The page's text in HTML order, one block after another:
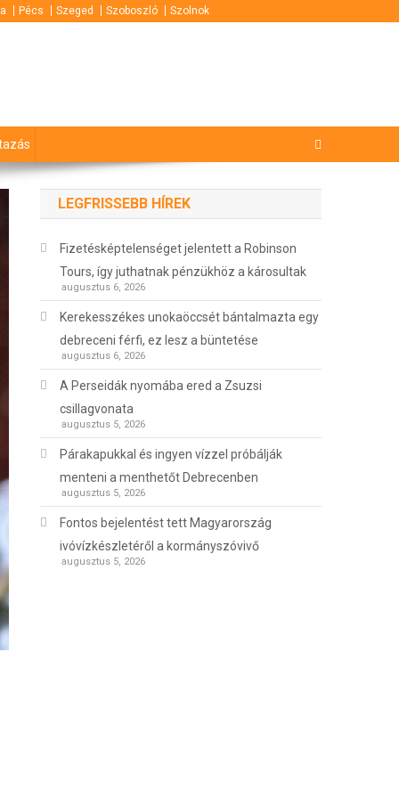
Pécs Szeged Szoboszló Szolnok
LEGFRISSEBB HÍREK
Fizetésképtelenséget jelentett a Robinson
Tours, így juthatnak pénzükhöz a károsultak
augusztus 6, 2026
Kerekesszékes unokaöccsét bántalmazta egy
debreceni férfi, ez lesz a büntetése
augusztus 6, 2026
A Perseidák nyomába ered a Zsuzsi
csillagvonata
augusztus 5, 2026
Párakapukkal és ingyen vízzel próbálják
menteni a menthetőt Debrecenben
augusztus 5, 2026
Fontos bejelentést tett Magyarország
ivóvízkészletéről a kormányszóvivő
augusztus 5, 2026